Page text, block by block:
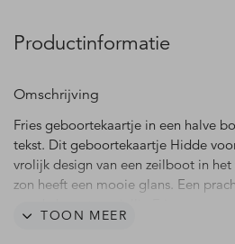
Productinformatie
Omschrijving
Fries geboortekaartje in een halve
tekst. Dit geboortekaartje Hidde
vrolijk design van een zeilboot in
zon heeft een mooie glans. Een
geheel naar eigen wens aan te
TOON MEER